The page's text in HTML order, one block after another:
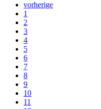
vorherige
1
2
3
4
5
6
7
8
9
10
11